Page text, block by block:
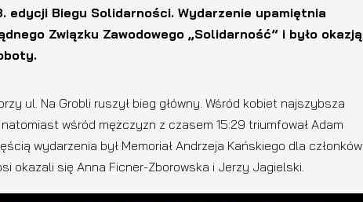
edycji Biegu Solidarności. Wydarzenie upamiętnia
Związku Zawodowego „Solidarność” i było okazją
ul. Na Grobli ruszył bieg główny. Wśród kobiet najszybsza
wśród mężczyzn z czasem 15:29 triumfował Adam
wydarzenia był Memoriał Andrzeja Kańskiego dla członków
okazali się Anna Ficner-Zborowska i Jerzy Jagielski.